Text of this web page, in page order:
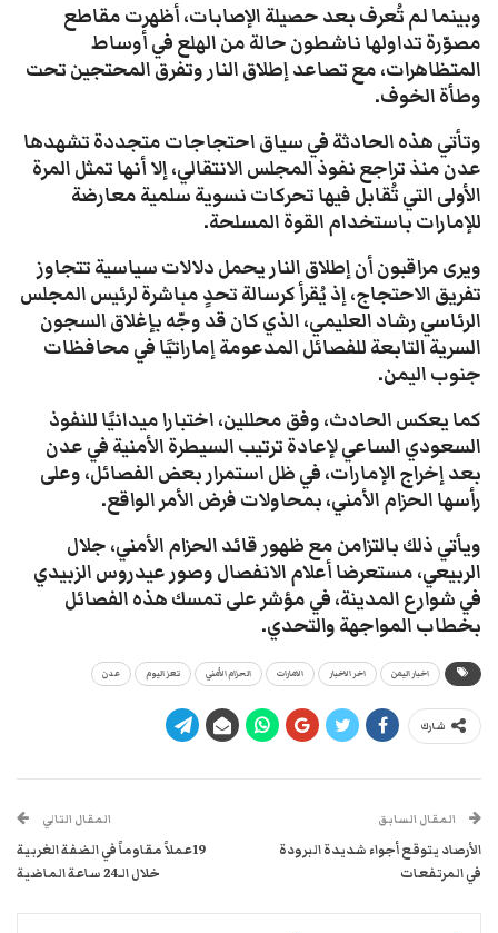
وبينما لم تُعرف بعد حصيلة الإصابات، أظهرت مقاطع
مصوّرة تداولها ناشطون حالة من الهلع في أوساط
المتظاهرات، مع تصاعد إطلاق النار وتفرق المحتجين تحت
وطأة الخوف.
وتأتي هذه الحادثة في سياق احتجاجات متجددة تشهدها
عدن منذ تراجع نفوذ المجلس الانتقالي، إلا أنها تمثل المرة
الأولى التي تُقابل فيها تحركات نسوية سلمية معارضة
للإمارات باستخدام القوة المسلحة.
ويرى مراقبون أن إطلاق النار يحمل دلالات سياسية تتجاوز
تفريق الاحتجاج، إذ يُقرأ كرسالة تحدٍ مباشرة لرئيس المجلس
الرئاسي رشاد العليمي، الذي كان قد وجّه بإغلاق السجون
السرية التابعة للفصائل المدعومة إماراتيًا في محافظات
جنوب اليمن.
كما يعكس الحادث، وفق محللين، اختبارا ميدانيًا للنفوذ
السعودي الساعي لإعادة ترتيب السيطرة الأمنية في عدن
بعد إخراج الإمارات، في ظل استمرار بعض الفصائل، وعلى
رأسها الحزام الأمني، بمحاولات فرض الأمر الواقع.
ويأتي ذلك بالتزامن مع ظهور قائد الحزام الأمني، جلال
الربيعي، مستعرضا أعلام الانفصال وصور عيدروس الزبيدي
في شوارع المدينة، في مؤشر على تمسك هذه الفصائل
بخطاب المواجهة والتحدي.
اخبار اليمن اخر الاخبار الامارات الحزام الأمني تعز اليوم عدن
شارك
المقال السابق
الأرصاد يتوقع أجواء شديدة البرودة
في المرتفعات
المقال التالي
19عملاً مقاوماً في الضفة الغربية
خلال الـ24 ساعة الماضية